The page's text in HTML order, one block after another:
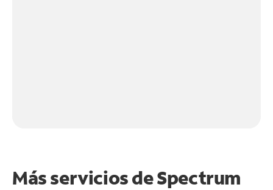
Más servicios de Spectrum